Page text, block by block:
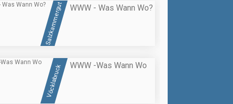
Salzkammergut WWW - Was Wann Wo?
Vöcklabruck WWW -Was Wann Wo